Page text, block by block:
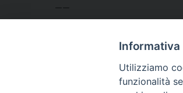
——
Madonna nella nostra famiglia.
Informativa
Utilizziamo
funzionalità